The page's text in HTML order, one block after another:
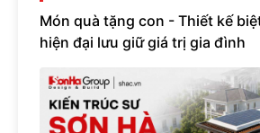
Món quà tặng con - Thiết kế
hiện đại lưu giữ giá trị gia đình